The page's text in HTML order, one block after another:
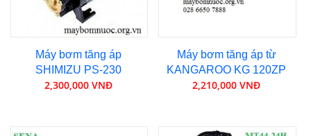
Máy bơm tăng áp
SHIMIZU PS-230
2,300,000 VNĐ
Máy bơm tăng áp từ
KANGAROO KG 120ZP
2,210,000 VNĐ